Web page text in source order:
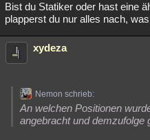
Bist du Statiker oder hast eine
plapperst du nur alles nach,
xydeza
Nemon schrieb:
An welchen Positionen
angebracht und demzufolge